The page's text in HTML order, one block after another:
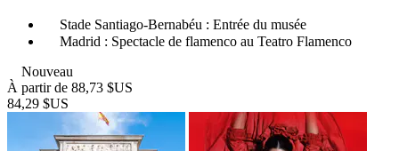
Stade Santiago-Bernabéu : Entrée du musée
Madrid : Spectacle de flamenco au Teatro Flamenco
Nouveau
À partir de 88,73 $US
84,29 $US